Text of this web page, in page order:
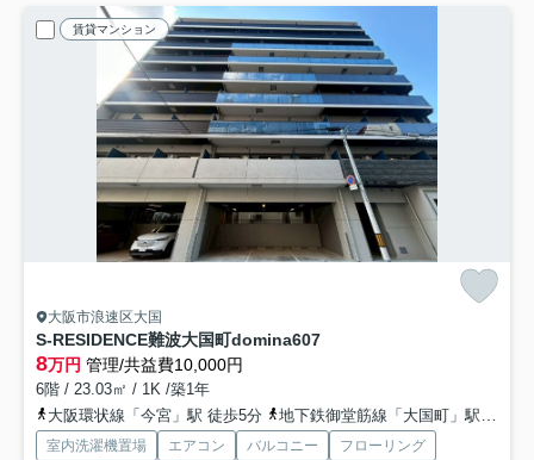
賃貸マンション
大阪市浪速区大国
S-RESIDENCE難波大国町domina607
8万円 管理/共益費10,000円
6階 / 23.03㎡ / 1K /築1年
大阪環状線「今宮」駅 徒歩5分
地下鉄御堂筋線「大国町」駅 徒歩6分
室内洗濯機置場 エアコン バルコニー
フローリング